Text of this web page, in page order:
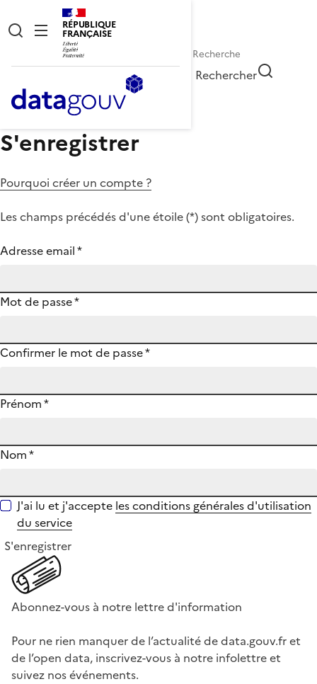
RÉPUBLIQUE
FRANÇAISE
Rechercher
S'enregistrer
Pourquoi créer un compte ?
Les champs précédés d'une étoile (*) sont obligatoires.
Adresse email*
Mot de passe*
Confirmer le mot de passe*
Prénom*
Nom*
J'ai lu et j'accepte les conditions générales d'utilisation
du service
S'enregistrer
Abonnez-vous à notre lettre d'information
Pour ne rien manquer de l’actualité de data.gouv.fr et
de l’open data, inscrivez-vous à notre infolettre et
suivez nos événements.